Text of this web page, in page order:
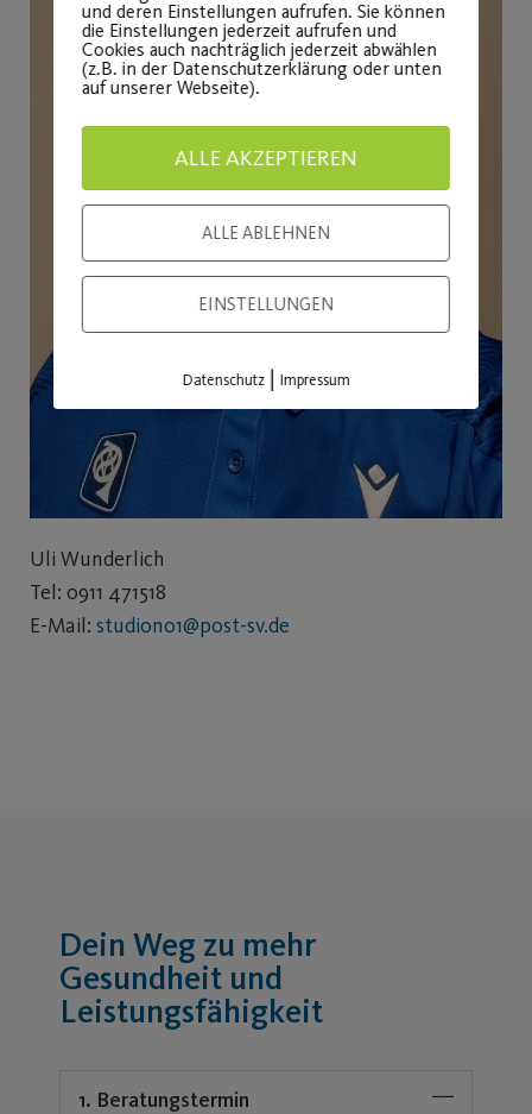
Uli Wunderlich
Tel: 0911 471518
E-Mail: studiono1@post-sv.de
Dein Weg zu mehr
Gesundheit und
Leistungsfähigkeit
1. Beratungstermin
und deren Einstellungen aufrufen. Sie können
die Einstellungen jederzeit aufrufen und
Cookies auch nachträglich jederzeit abwählen
(z.B. in der Datenschutzerklärung oder unten
auf unserer Webseite).
ALLE AKZEPTIEREN
ALLE ABLEHNEN
EINSTELLUNGEN
Datenschutz| Impressum